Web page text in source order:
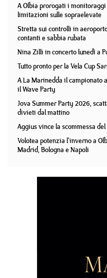
A Olbia prorogati i
limitazioni sulle sopraelevate
Stretta sui controlli in
contanti e sabbia rubata
Nina Zilli in concerto lunedì a
Tutto pronto per la Vela Cup
A La Marinedda il campionato
il Wave Party
Jova Summer Party 2026,
divieti dal mattino
Aggius vince la scommessa
Volotea potenzia l'inverno a
Madrid, Bologna e Napoli